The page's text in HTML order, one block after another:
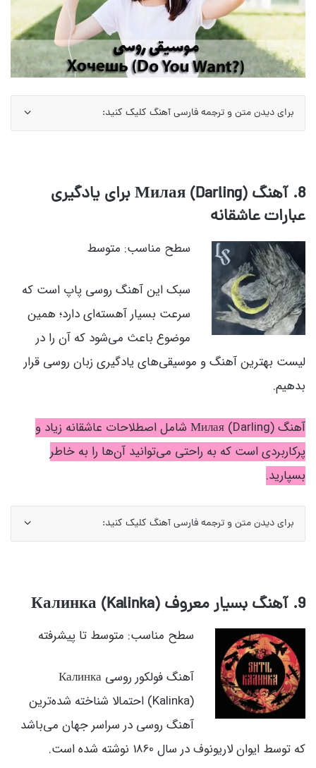
برای دیدن متن و ترجمه فارسی آهنگ کلیک کنید:
8. آهنگ Милая (Darling) برای یادگیری
عبارات عاشقانه
سطح مناسب: متوسط
سبک این آهنگ روسی پاپ است که
سرعت بسیار آهسته‌ای دارد؛ همین
موضوع باعث می‌شود که آن را در
لیست بهترین آهنگ و موسیقی‌های یادگیری زبان روسی قرار
بدهیم.
آهنگ Милая (Darling) شامل اصطلاحات عاشقانه زیاد و
پرکاربردی است که به راحتی می‌توانید آن‌ها را به خاطر
بسپارید.
برای دیدن متن و ترجمه فارسی آهنگ کلیک کنید:
9. آهنگ بسیار معروف Калинка (Kalinka)
سطح مناسب: متوسط تا پیشرفته
آهنگ فولکور روسی Калинка
(Kalinka) احتمالا شناخته شده‌ترین
آهنگ روسی در سراسر جهان می‌باشد
که توسط ایوان لاریونوف در سال 1860 نوشته شده است.